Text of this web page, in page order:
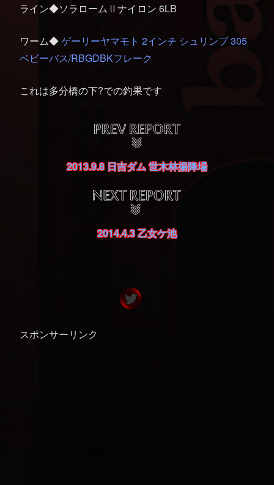
ライン◆ソラロームⅡナイロン 6LB
ワーム◆ゲーリーヤマモト 2インチ シュリンプ 305
ベビーバス/RBGDBKフレーク
これは多分橋の下?での釣果です
2013.9.8 日吉ダム 世木林揚降場
2014.4.3 乙女ケ池
スポンサーリンク